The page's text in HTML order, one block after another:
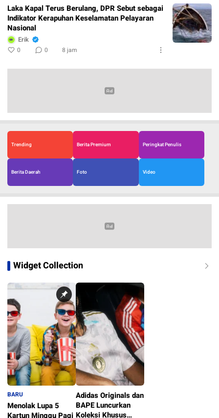
Laka Kapal Terus Berulang, DPR Sebut sebagai
Indikator Kerapuhan Keselamatan Pelayaran
Nasional
Erik
0 0 8 jam
Trending Berita Premium Peringkat Penulis
Berita Daerah Foto Video
Widget Collection
BARU
Menolak Lupa 5
Kartun Minggu Pagi
Adidas Originals dan
BAPE Luncurkan
Koleksi Khusus